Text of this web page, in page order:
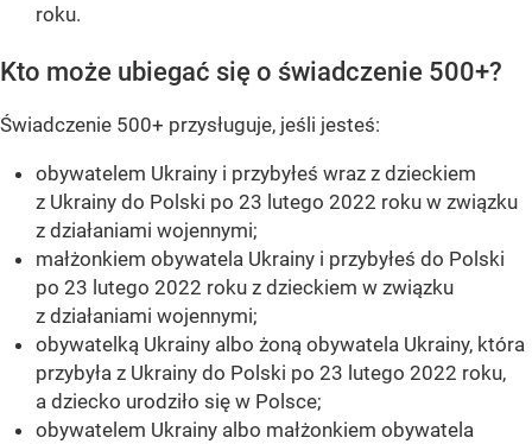
roku.
Kto może ubiegać się o świadczenie 500+?
Świadczenie 500+ przysługuje, jeśli jesteś:
obywatelem Ukrainy i przybyłeś wraz z dzieckiem
z Ukrainy do Polski po 23 lutego 2022 roku w związku
z działaniami wojennymi;
małżonkiem obywatela Ukrainy i przybyłeś do Polski
po 23 lutego 2022 roku z dzieckiem w związku
z działaniami wojennymi;
obywatelką Ukrainy albo żoną obywatela Ukrainy, która
przybyła z Ukrainy do Polski po 23 lutego 2022 roku,
a dziecko urodziło się w Polsce;
obywatelem Ukrainy albo małżonkiem obywatela